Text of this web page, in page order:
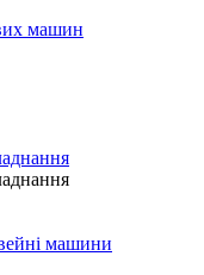
машин
машини